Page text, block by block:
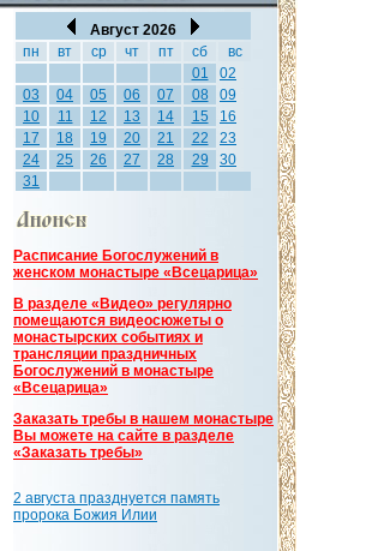
Август 2026
пн
вт ср чт пт сб
вс
01
02
03
04 05 06 07 08
09
10
11 12 13 14 15
16
17
18 19 20 21 22
23
24
25 26 27 28 29
30
31
Расписание Богослужений в
женском монастыре «Всецарица»
В разделе «Видео» регулярно
помещаются видеосюжеты о
монастырских событиях и
трансляции праздничных
Богослужений в монастыре
«Всецарица»
Заказать требы в нашем монастыре
Вы можете на сайте в разделе
«Заказать требы»
2 августа празднуется память
пророка Божия Илии